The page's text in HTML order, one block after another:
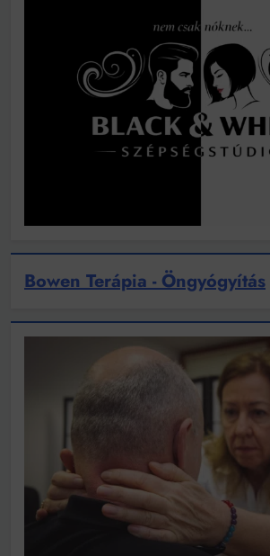
Bowen Terápia - Öngyógyítás